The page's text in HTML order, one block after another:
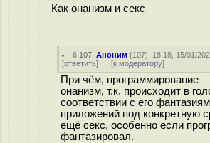
Как онанизм и секс
6.107 ,Аноним (107), 18:18, 15/01/
[ответить] [к модератору]
При чём, программирование
онанизм, т.к. происходит в
соответствии с его
приложений под конкретную
ещё секс, особенно если
фантазировал.